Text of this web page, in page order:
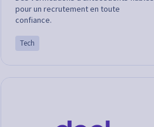
pour un recrutement en toute
confiance.
Tech